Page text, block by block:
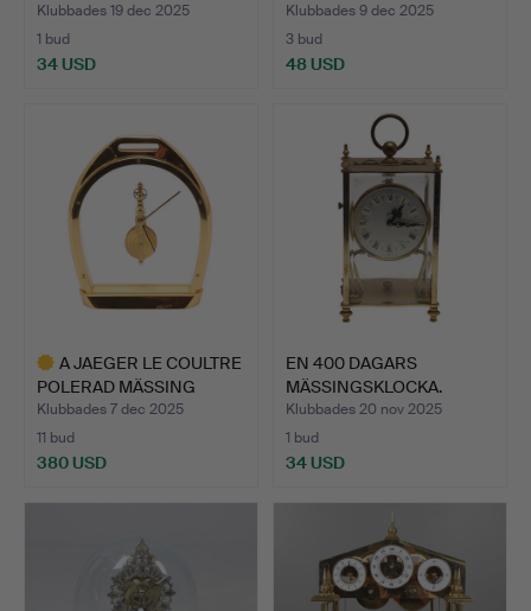
TER.
Klubbades 19 dec 2025
1 bud
34 USD
Klubbades 9 dec 2025
3 bud
48 USD
A JAEGER LE COULTRE
POLERAD MÄSSING
STIGBY…
Klubbades 7 dec 2025
11 bud
380 USD
EN 400 DAGARS
MÄSSINGSKLOCKA.
Klubbades 20 nov 2025
1 bud
34 USD